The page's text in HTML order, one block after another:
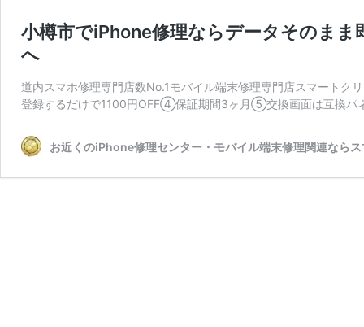
小樽市でiPhone修理ならデータそのま
へ
道内スマホ修理専門店数No.1モバイル端末修理専門店スマート
登録するだけで1100円OFF④保証期間3ヶ月⑤交換画面は互換パ
お近くのiPhone修理センター・モバイル端末修理関連なら